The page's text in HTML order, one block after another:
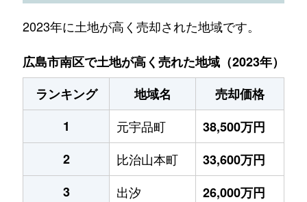
2023年に土地が高く売却された地域です。
広島市南区で土地が高く売れた地域（2023年）
ランキング
地域名
売却価格
1
元宇品町
38,500万円
2
比治山本町
33,600万円
3
出汐
26,000万円